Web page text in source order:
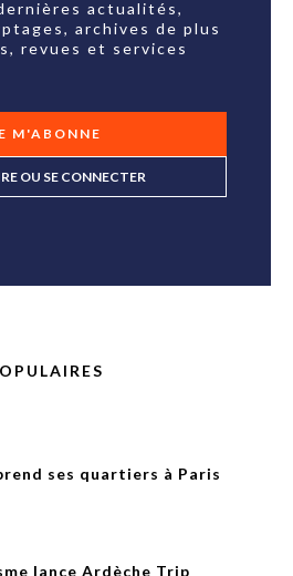
actualités,
archives de plus
revues et services
M'ABONNE
OU SE CONNECTER
ses quartiers à Paris
lance Ardèche Trip